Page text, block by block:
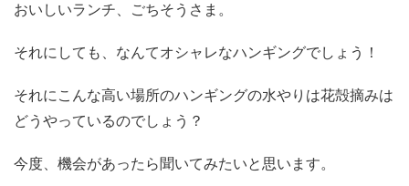
おいしいランチ、ごちそうさま。
それにしても、なんてオシャレなハンギングでしょう！
それにこんな高い場所のハンギングの水やりは花殻摘みは
どうやっているのでしょう？
今度、機会があったら聞いてみたいと思います。